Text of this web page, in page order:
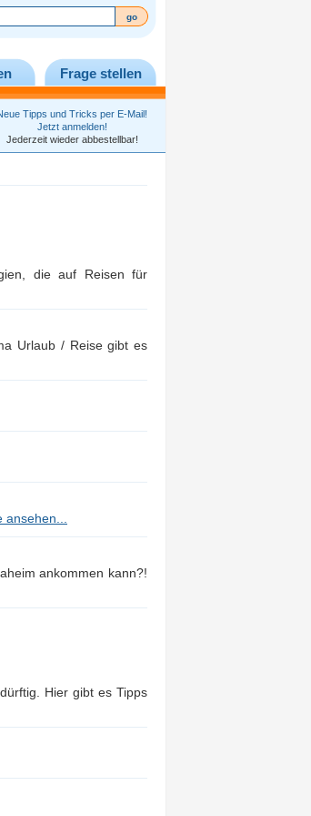
Frage stellen
Tipps und Tricks per E-Mail!
Jetzt anmelden!
Jederzeit wieder abbestellbar!
die auf Reisen für
Urlaub / Reise gibt es
ansehen...
ankommen kann?!
Hier gibt es Tipps